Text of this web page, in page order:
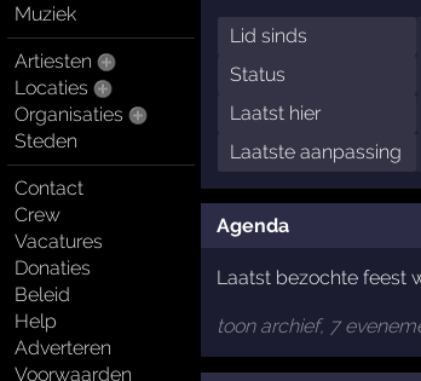
Muziek
Artiesten
Locaties
Organisaties
Steden
Contact
Crew
Vacatures
Donaties
Beleid
Help
Adverteren
Voorwaarden
Lid sinds
Status
Laatst hier
Laatste aanpassing
Agenda
Laatst bezochte feest
toon archief, 7